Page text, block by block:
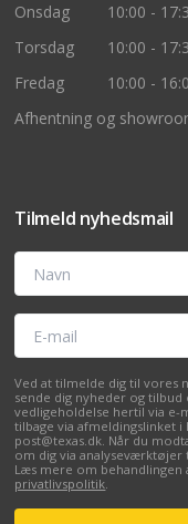
Onsdag
10:00 -
Torsdag
10:00 -
Fredag
10:00 -
Afhentning og
Tilmeld nyhedsmail
Navn
E-mail
Ved at tilmelde dig til vores
sende dig nyheder og
vedligeholdelse hertil via e-
tilbage via afmeldingslinket
post@texas.dk. Når du
om dig via
Læs mere om
privatlivspolitik.